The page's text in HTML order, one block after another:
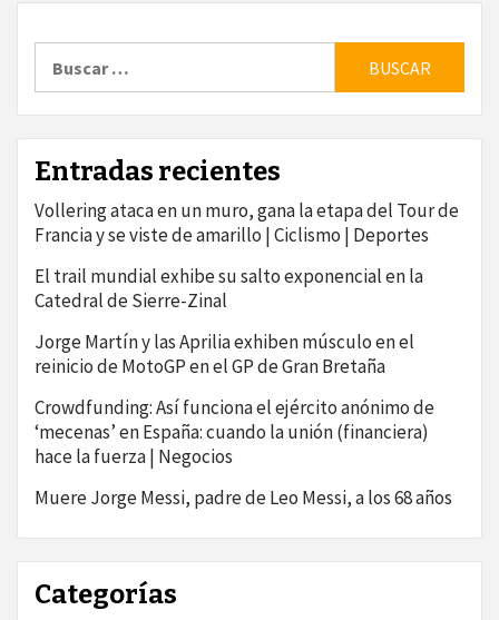
Entradas recientes
Vollering ataca en un muro, gana la etapa del Tour de
Francia y se viste de amarillo | Ciclismo | Deportes
El trail mundial exhibe su salto exponencial en la
Catedral de Sierre-Zinal
Jorge Martín y las Aprilia exhiben músculo en el
reinicio de MotoGP en el GP de Gran Bretaña
Crowdfunding: Así funciona el ejército anónimo de
‘mecenas’ en España: cuando la unión (financiera)
hace la fuerza | Negocios
Muere Jorge Messi, padre de Leo Messi, a los 68 años
Categorías